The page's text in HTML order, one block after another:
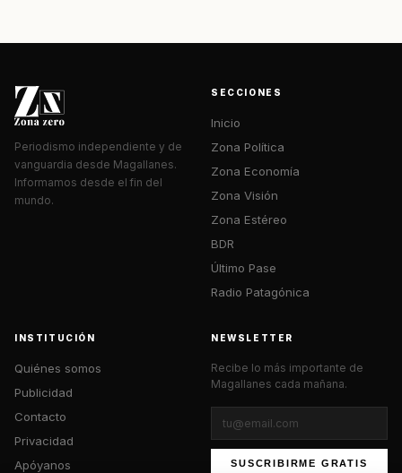
Periodismo independiente y de
vanguardia desde Magallanes.
Informamos desde el fin del
mundo.
SECCIONES
Inicio
Zona Política
Zona Economía
Zona Visión
Zona Estéreo
BDR
Último Pase
Radio Patagónica
INSTITUCIÓN
Quiénes somos
Publicidad
Contacto
Privacidad
Apóyanos
NEWSLETTER
Recibe lo más importante de
Magallanes cada mañana.
SUSCRIBIRME GRATIS